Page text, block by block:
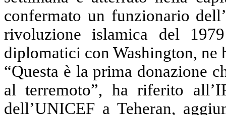
confermato un funzionario
rivoluzione islamica del
diplomatici con Washington,
“Questa è la prima donazione
al terremoto”, ha riferito
dell’UNICEF a Teheran,